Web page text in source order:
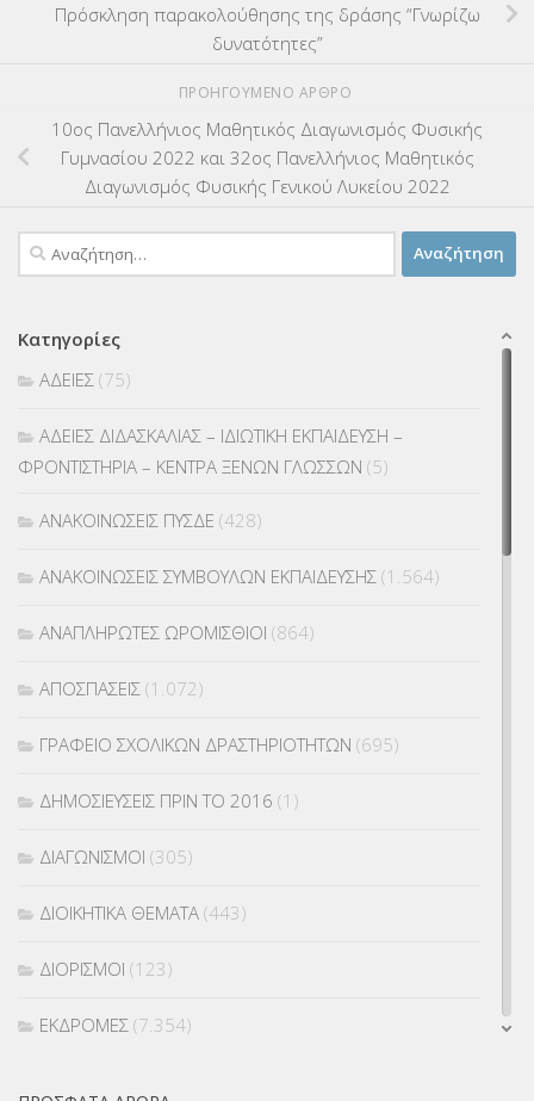
Πρόσκληση παρακολούθησης της δράσης “Γνωρίζω
δυνατότητες”
ΠΡΟΗΓΟΎΜΕΝΟ ΆΡΘΡΟ
10ος Πανελλήνιος Μαθητικός Διαγωνισμός Φυσικής
Γυμνασίου 2022 και 32ος Πανελλήνιος Μαθητικός
Διαγωνισμός Φυσικής Γενικού Λυκείου 2022
Αναζήτηση
για:
Κατηγορίες
ΑΔΕΙΕΣ (75)
ΑΔΕΙΕΣ ΔΙΔΑΣΚΑΛΙΑΣ – ΙΔΙΩΤΙΚΗ ΕΚΠΑΙΔΕΥΣΗ –
ΦΡΟΝΤΙΣΤΗΡΙΑ – ΚΕΝΤΡΑ ΞΕΝΩΝ ΓΛΩΣΣΩΝ (5)
ΑΝΑΚΟΙΝΩΣΕΙΣ ΠΥΣΔΕ (428)
ΑΝΑΚΟΙΝΩΣΕΙΣ ΣΥΜΒΟΥΛΩΝ ΕΚΠΑΙΔΕΥΣΗΣ (1.564)
ΑΝΑΠΛΗΡΩΤΕΣ ΩΡΟΜΙΣΘΙΟΙ (864)
ΑΠΟΣΠΑΣΕΙΣ (1.072)
ΓΡΑΦΕΙΟ ΣΧΟΛΙΚΩΝ ΔΡΑΣΤΗΡΙΟΤΗΤΩΝ (695)
ΔΗΜΟΣΙΕΥΣΕΙΣ ΠΡΙΝ ΤΟ 2016 (1)
ΔΙΑΓΩΝΙΣΜΟΙ (305)
ΔΙΟΙΚΗΤΙΚΑ ΘΕΜΑΤΑ (443)
ΔΙΟΡΙΣΜΟΙ (123)
ΕΚΔΡΟΜΕΣ (7.354)